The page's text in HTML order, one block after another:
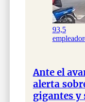
93,5
Ante el
alerta
gigantes y